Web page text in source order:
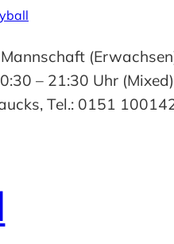
– 21:30 Uhr
Tel.: 0151